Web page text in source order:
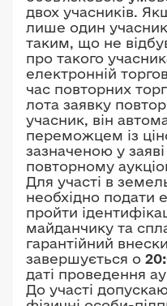
двох учасників.
лише один
таким, що не
про такого
електронній
час повторних
лота заявку
учасник, він
переможцем із
зазначеною у
повторному
Для участі в
необхідно подати
пройти
майданчику та
гарантійний
завершується о
даті проведення
До участі